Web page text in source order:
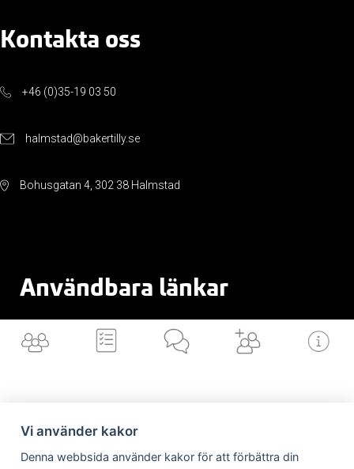
Kontakta oss
+46 (0)35-19 03 50
halmstad@bakertilly.se
Bohusgatan 4, 302 38 Halmstad
Användbara länkar
Cookiepolicy
Vilka är vi Vad gör vi Nyheter från Är/vill bli kund Länkar till dig
Vi använder kakor
Denna webbsida använder kakor för att förbättra din